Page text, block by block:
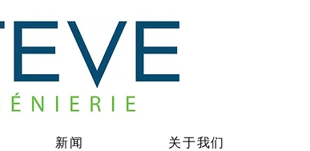
新闻 关于我们